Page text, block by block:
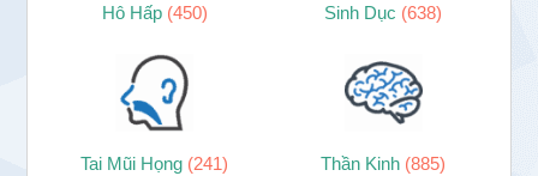
Hô Hấp (450) Sinh Dục (638)
Tai Mũi Họng (241) Thần Kinh (885)